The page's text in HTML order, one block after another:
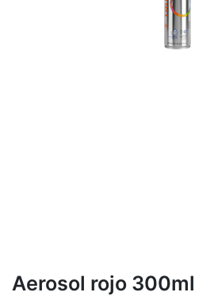
Aerosol rojo 300ml